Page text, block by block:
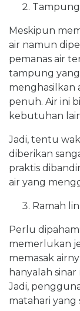
Meskipun
air namun
pemanas air
tampung yang
menghasilkan
penuh. Air ini
kebutuhan
Jadi, tentu
diberikan
praktis
air yang
Ramah
Perlu
memerlukan
memasak
hanyalah
Jadi,
matahari yang